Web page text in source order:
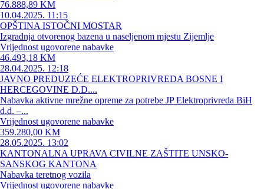
76.888,89 KM
10.04.2025. 11:15
OPŠTINA ISTOČNI MOSTAR
Izgradnja otvorenog bazena u naseljenom mjestu Zijemlje
Vrijednost ugovorene nabavke
46.493,18 KM
28.04.2025. 12:18
JAVNO PREDUZEĆE ELEKTROPRIVREDA BOSNE I
HERCEGOVINE D.D....
Nabavka aktivne mrežne opreme za potrebe JP Elektroprivreda BiH
d.d. –...
Vrijednost ugovorene nabavke
359.280,00 KM
28.05.2025. 13:02
KANTONALNA UPRAVA CIVILNE ZAŠTITE UNSKO-
SANSKOG KANTONA
Nabavka teretnog vozila
Vrijednost ugovorene nabavke